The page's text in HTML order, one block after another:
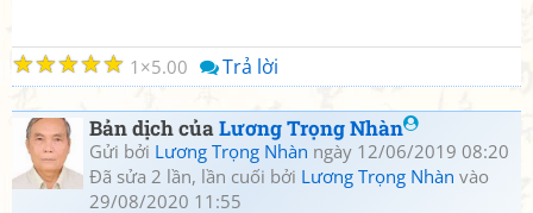
☆
☆
☆
☆
☆ 1 5.00 Trả lời
Bản dịch củaLương Trọng Nhàn
Gửi bởi Lương Trọng Nhàn ngày 12/06/2019 08:20
Đã sửa 2 lần, lần cuối bởi Lương Trọng Nhàn vào
29/08/2020 11:55